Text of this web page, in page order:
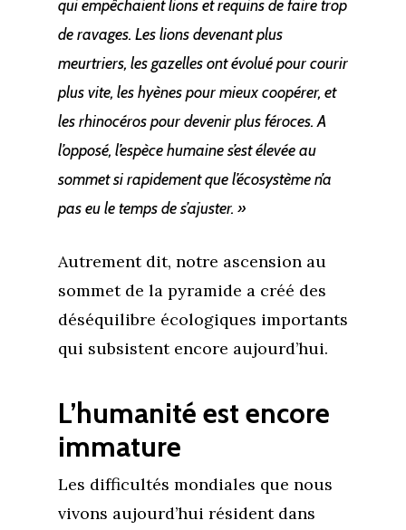
qui empêchaient lions et requins de faire trop
de ravages. Les lions devenant plus
meurtriers, les gazelles ont évolué pour courir
plus vite, les hyènes pour mieux coopérer, et
les rhinocéros pour devenir plus féroces. A
l’opposé, l’espèce humaine s’est élevée au
sommet si rapidement que l’écosystème n’a
pas eu le temps de s’ajuster. »
Autrement dit, notre ascension au
sommet de la pyramide a créé des
déséquilibre écologiques importants
qui subsistent encore aujourd’hui.
L’humanité est encore
immature
Les difficultés mondiales que nous
vivons aujourd’hui résident dans